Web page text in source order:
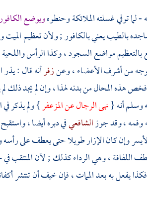
توفي غسلته الملائكة وحنطوهويوضع
بالطيب يعني بالكافور ; ولأن تعظيم
بالتعظيم مواضع السجود ، وكذا الرأس
من أشرف الأعضاء ، وعنزفرأنه قال : يذر
هذه المحال من بدنه لهذا ، وإن لم يجد ذلك
وسلم أنه {نهى الرجال عن المزعفر} ولم يذكر
وفمه ، وقد جوزالشافعيفي دبره أيضا ،
وإن كان الإزار طويلا حتى يعطف على
، وهي الرداء كذلك ; لأن المنتقب في
يفعل به بعد الممات ، فإن خيف أن تنتشر